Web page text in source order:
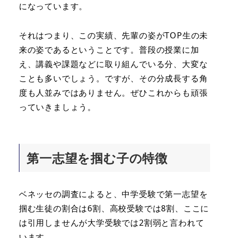
になっています。
それはつまり、この実績、先輩の姿がTOP生の未
来の姿であるということです。普段の授業に加
え、講義や課題などに取り組んでいる分、大変な
ことも多いでしょう。ですが、その分成長する角
度も人並みではありません。ぜひこれからも頑張
っていきましょう。
第一志望を掴む子の特徴
ベネッセの調査によると、中学受験で第一志望を
掴む生徒の割合は6割、高校受験では8割、ここに
は引用しませんが大学受験では2割弱と言われて